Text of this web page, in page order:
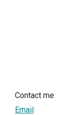
Contact me
Email